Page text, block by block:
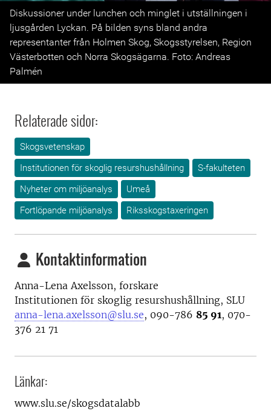
Previous
Diskussioner under lunchen och minglet i utställningen i
ljusgården Lyckan. På bilden syns bland andra
representanter från Holmen Skog, Skogsstyrelsen, Region
Västerbotten och Norra Skogsägarna. Foto: Andreas
Palmén
Relaterade sidor:
Skogsvetenskap
Institutionen för skoglig resurshushållning
S-fakulteten
Nyheter om miljöanalys
Umeå
Fortlöpande miljöanalys
Riksskogstaxeringen
Kontaktinformation
Anna-Lena Axelsson, forskare
Institutionen för skoglig resurshushållning, SLU
anna-lena.axelsson@slu.se, 090-786 85 91, 070-
376 21 71
Länkar:
www.slu.se/skogsdatalabb